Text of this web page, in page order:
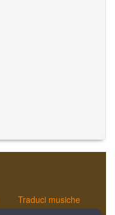
Traduci musiche